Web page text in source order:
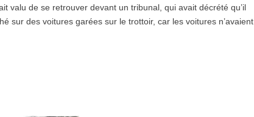
valu de se retrouver devant un tribunal, qui avait décrété qu’il
sur des voitures garées sur le trottoir, car les voitures n’avaient